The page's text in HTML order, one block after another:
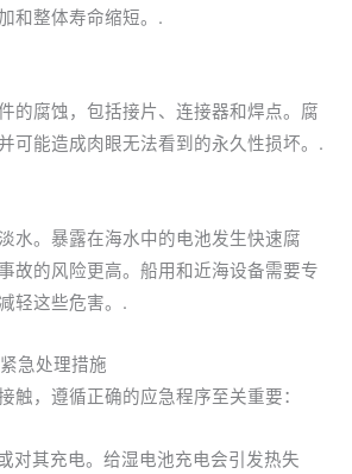
和整体寿命缩短。.
的腐蚀，包括接片、连接器和焊点。腐
可能造成肉眼无法看到的永久性损坏。.
水。暴露在海水中的电池发生快速腐
故的风险更高。船用和近海设备需要专
轻这些危害。.
急处理措施
触，遵循正确的应急程序至关重要：
对其充电。给湿电池充电会引发热失